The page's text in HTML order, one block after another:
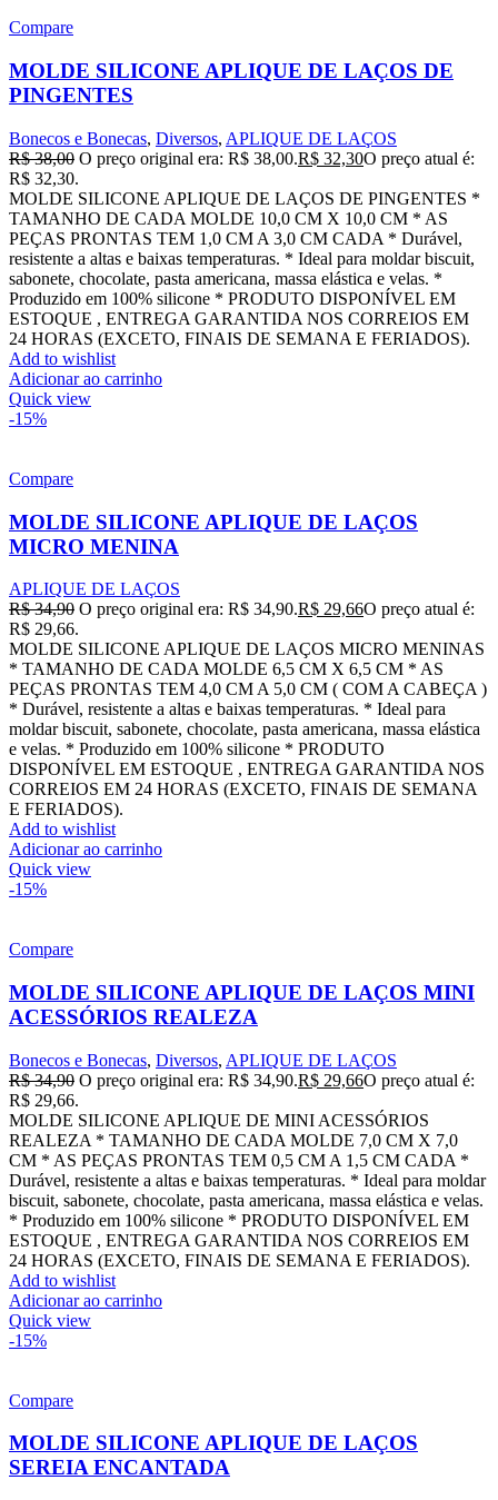
Compare
MOLDE SILICONE APLIQUE DE LAÇOS DE
PINGENTES
Bonecos e Bonecas, Diversos, APLIQUE DE LAÇOS
R$38,00 O preço original era: R$ 38,00.R$ 32,30O preço atual é:
R$ 32,30.
MOLDE SILICONE APLIQUE DE LAÇOS DE PINGENTES *
TAMANHO DE CADA MOLDE 10,0 CM X 10,0 CM * AS
PEÇAS PRONTAS TEM 1,0 CM A 3,0 CM CADA * Durável,
resistente a altas e baixas temperaturas. * Ideal para moldar biscuit,
sabonete, chocolate, pasta americana, massa elástica e velas. *
Produzido em 100% silicone * PRODUTO DISPONÍVEL EM
ESTOQUE , ENTREGA GARANTIDA NOS CORREIOS EM
24 HORAS (EXCETO, FINAIS DE SEMANA E FERIADOS).
Add to wishlist
Adicionar ao carrinho
Quick view
-15%
Compare
MOLDE SILICONE APLIQUE DE LAÇOS
MICRO MENINA
APLIQUE DE LAÇOS
R$34,90 O preço original era: R$ 34,90.R$ 29,66O preço atual é:
R$ 29,66.
MOLDE SILICONE APLIQUE DE LAÇOS MICRO MENINAS
* TAMANHO DE CADA MOLDE 6,5 CM X 6,5 CM * AS
PEÇAS PRONTAS TEM 4,0 CM A 5,0 CM ( COM A CABEÇA )
* Durável, resistente a altas e baixas temperaturas. * Ideal para
moldar biscuit, sabonete, chocolate, pasta americana, massa elástica
e velas. * Produzido em 100% silicone * PRODUTO
DISPONÍVEL EM ESTOQUE , ENTREGA GARANTIDA NOS
CORREIOS EM 24 HORAS (EXCETO, FINAIS DE SEMANA
E FERIADOS).
Add to wishlist
Adicionar ao carrinho
Quick view
-15%
Compare
MOLDE SILICONE APLIQUE DE LAÇOS MINI
ACESSÓRIOS REALEZA
Bonecos e Bonecas, Diversos, APLIQUE DE LAÇOS
R$34,90 O preço original era: R$ 34,90.R$ 29,66O preço atual é:
R$ 29,66.
MOLDE SILICONE APLIQUE DE MINI ACESSÓRIOS
REALEZA * TAMANHO DE CADA MOLDE 7,0 CM X 7,0
CM * AS PEÇAS PRONTAS TEM 0,5 CM A 1,5 CM CADA *
Durável, resistente a altas e baixas temperaturas. * Ideal para moldar
biscuit, sabonete, chocolate, pasta americana, massa elástica e velas.
* Produzido em 100% silicone * PRODUTO DISPONÍVEL EM
ESTOQUE , ENTREGA GARANTIDA NOS CORREIOS EM
24 HORAS (EXCETO, FINAIS DE SEMANA E FERIADOS).
Add to wishlist
Adicionar ao carrinho
Quick view
-15%
Compare
MOLDE SILICONE APLIQUE DE LAÇOS
SEREIA ENCANTADA